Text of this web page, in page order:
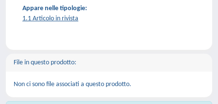
Appare nelle tipologie:
1.1 Articolo in rivista
File in questo prodotto:
Non ci sono file associati a questo prodotto.